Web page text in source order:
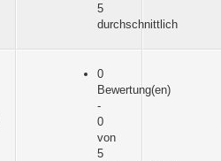
5
durchschnittlich
0
Bewertung(en)
-
0
von
5